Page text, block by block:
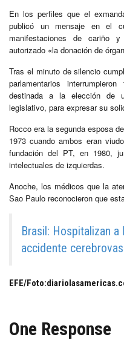
En los perfiles que el
publicó un mensaje en el
manifestaciones de cariño
autorizado «la donación de
Tras el minuto de silencio
parlamentarios
destinada a la elección de
legislativo, para expresar su
Rocco era la segunda esposa
1973 cuando ambos eran
fundación del PT, en 1980,
intelectuales de izquierdas.
Anoche, los médicos que la
Sao Paulo reconocieron que
Brasil: Hospitalizan
accidente
EFE/
One Response